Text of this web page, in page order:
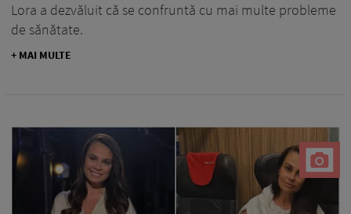
Lora a dezvăluit că se confruntă cu mai multe probleme
de sănătate.
+ MAI MULTE